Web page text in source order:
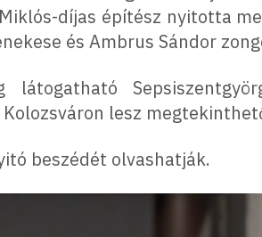
díjas építész nyitotta
és Ambrus Sándor
lesz
beszédét olvashatják.